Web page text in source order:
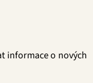
informace o nových